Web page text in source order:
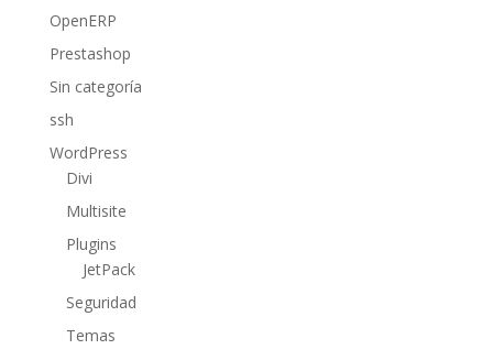
OpenERP
Prestashop
Sin categoría
ssh
WordPress
Divi
Multisite
Plugins
JetPack
Seguridad
Temas